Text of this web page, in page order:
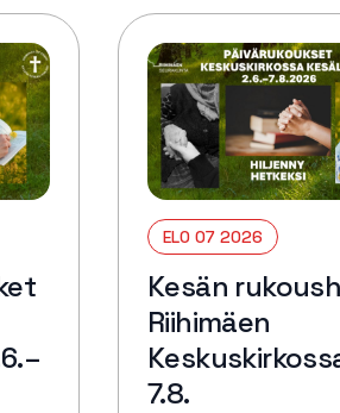
ELO 07 2026
Kesän
Riihimäen
7.8.